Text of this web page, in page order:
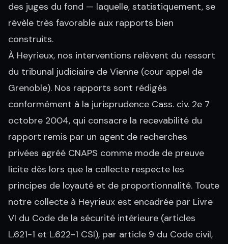
des juges du fond — laquelle, statistiquement, se
révèle très favorable aux rapports bien
construits.
À Heyrieux, nos interventions relèvent du ressort
du tribunal judiciaire de Vienne (cour appel de
Grenoble). Nos rapports sont rédigés
conformément à la jurisprudence Cass. civ. 2e 7
octobre 2004, qui consacre la recevabilité du
rapport remis par un agent de recherches
privées agréé CNAPS comme mode de preuve
licite dès lors que la collecte respecte les
principes de loyauté et de proportionnalité. Toute
notre collecte à Heyrieux est encadrée par Livre
VI du Code de la sécurité intérieure (articles
L.621-1 et L.622-1 CSI), par article 9 du Code civil,